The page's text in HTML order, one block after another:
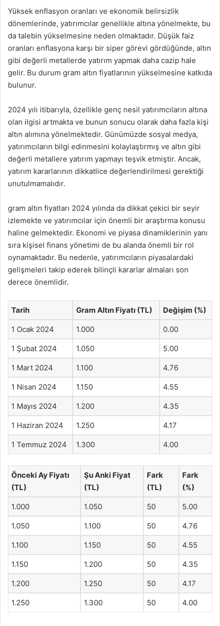
Yüksek enflasyon oranları ve ekonomik belirsizlik
dönemlerinde, yatırımcılar genellikle altına yönelmekte, bu
da talebin yükselmesine neden olmaktadır. Düşük faiz
oranları enflasyona karşı bir siper görevi gördüğünde, altın
gibi değerli metallerde yatırım yapmak daha cazip hale
gelir. Bu durum gram altın fiyatlarının yükselmesine katkıda
bulunur.
2024 yılı itibarıyla, özellikle genç nesil yatırımcıların altına
olan ilgisi artmakta ve bunun sonucu olarak daha fazla kişi
altın alımına yönelmektedir. Günümüzde sosyal medya,
yatırımcıların bilgi edinmesini kolaylaştırmış ve altın gibi
değerli metallere yatırım yapmayı teşvik etmiştir. Ancak,
yatırım kararlarının dikkatlice değerlendirilmesi gerektiği
unutulmamalıdır.
gram altın fiyatları 2024 yılında da dikkat çekici bir seyir
izlemekte ve yatırımcılar için önemli bir araştırma konusu
haline gelmektedir. Ekonomi ve piyasa dinamiklerinin yanı
sıra kişisel finans yönetimi de bu alanda önemli bir rol
oynamaktadır. Bu nedenle, yatırımcıların piyasalardaki
gelişmeleri takip ederek bilinçli kararlar almaları son
derece önemlidir.
Tarih Gram Altın Fiyatı (TL) Değişim (%)
1 Ocak 2024 1.000 0.00
1 Şubat 2024 1.050 5.00
1 Mart 2024 1.100 4.76
1 Nisan 2024 1.150 4.55
1 Mayıs 2024 1.200 4.35
1 Haziran 2024 1.250 4.17
1 Temmuz 2024 1.300 4.00
Önceki Ay Fiyatı
(TL)
Şu Anki Fiyat
(TL)
Fark
(TL)
Fark
(%)
1.000 1.050 50 5.00
1.050 1.100 50 4.76
1.100 1.150 50 4.55
1.150 1.200 50 4.35
1.200 1.250 50 4.17
1.250 1.300 50 4.00